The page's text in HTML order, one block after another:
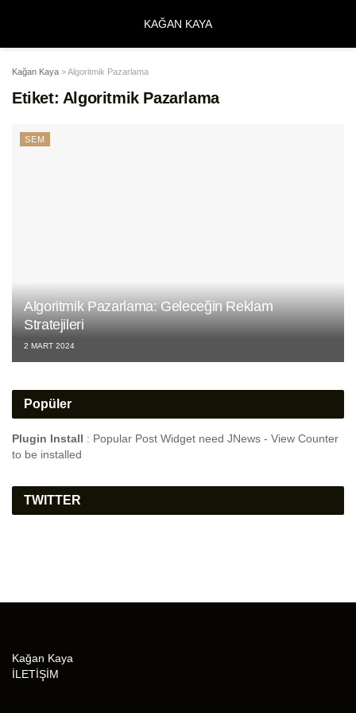
KAĞAN KAYA
Kağan Kaya >Algoritmik Pazarlama
Etiket: Algoritmik Pazarlama
SEM
Algoritmik Pazarlama: Geleceğin Reklam
Stratejileri
2 MART 2024
Popüler
Plugin Install : Popular Post Widget need JNews - View Counter
to be installed
TWITTER
Kağan Kaya
İLETİŞİM